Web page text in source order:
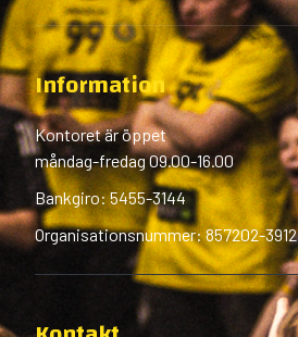
Information
Kontoret är öppet
måndag-fredag 09.00-16.00
Bankgiro: 5455-3144
Organisationsnummer: 857202-3912